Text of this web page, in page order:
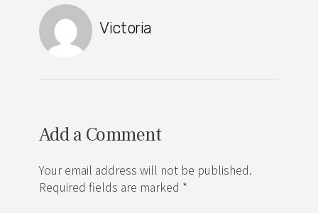
Victoria
Add a Comment
Your email address will not be published.
Required fields are marked *